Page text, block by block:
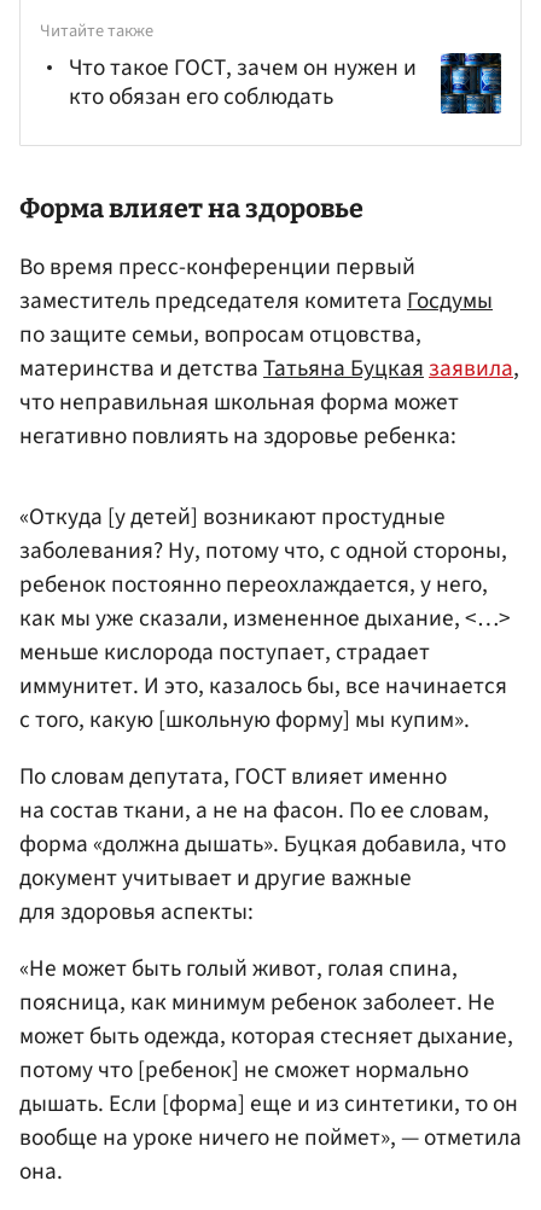
Читайте также
Что такое ГОСТ, зачем он нужен и
кто обязан его соблюдать
Форма влияет на здоровье
Во время пресс-конференции первый
заместитель председателя комитетаГосдумы
по защите семьи, вопросам отцовства,
материнства и детстваТатьяна Буцкаязаявила,
что неправильная школьная форма может
негативно повлиять на здоровье ребенка:
«Откуда [у детей] возникают простудные
заболевания? Ну, потому что, с одной стороны,
ребенок постоянно переохлаждается, у него,
как мы уже сказали, измененное дыхание, <…>
меньше кислорода поступает, страдает
иммунитет. И это, казалось бы, все начинается
с того, какую [школьную форму] мы купим».
По словам депутата, ГОСТ влияет именно
на состав ткани, а не на фасон. По ее словам,
форма «должна дышать». Буцкая добавила, что
документ учитывает и другие важные
для здоровья аспекты:
«Не может быть голый живот, голая спина,
поясница, как минимум ребенок заболеет. Не
может быть одежда, которая стесняет дыхание,
потому что [ребенок] не сможет нормально
дышать. Если [форма] еще и из синтетики, то он
вообще на уроке ничего не поймет», — отметила
она.